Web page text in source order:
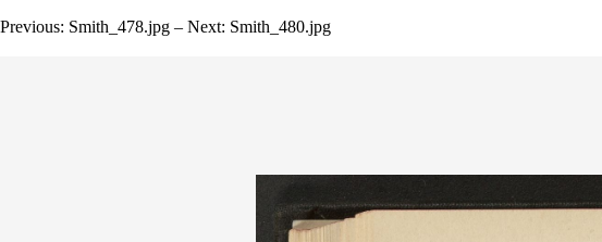
Previous: Smith_478.jpg – Next: Smith_480.jpg